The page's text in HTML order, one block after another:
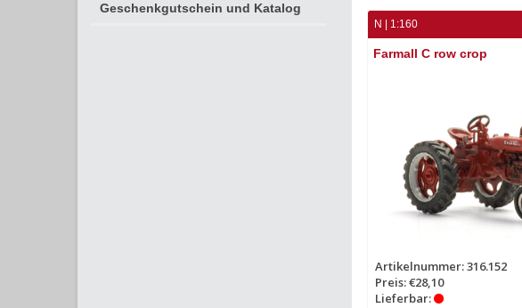
Geschenkgutschein und Katalog
N | 1:160
Farmall C row crop
Artikelnummer: 316.152
Preis: €28,10
Lieferbar: